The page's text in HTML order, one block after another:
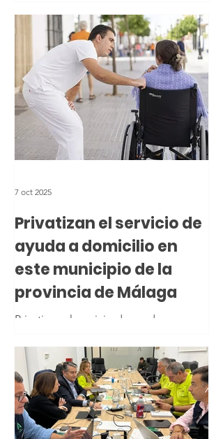
imagen de Cristo Crucificado en una
iglesia
Privatizan el servicio de
ayuda a domicilio en
este municipio de la
provincia de Málaga
Privatizan el servicio de ayuda a
provincia de Málaga
7 oct 2025